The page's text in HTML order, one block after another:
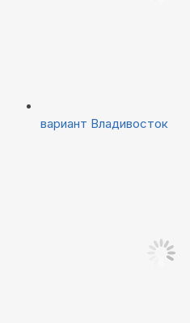
вариант Владивосток